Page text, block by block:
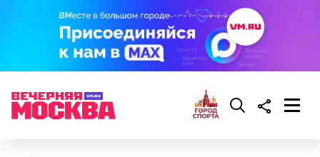
кабачок;
растительное масло;
свежий базилик;
сливки жирностью 20 процентов.
— Она должна приятно пахнуть. Если дыня не
пахнет, значит, ее созревание ускорили или
сорвали недозревшей. Она может быть мягкой, но
будет безвкусной.